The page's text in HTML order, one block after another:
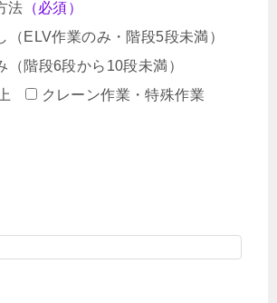
法 （必須）
（ELV作業のみ・階段5段未満）
（階段6段から10段未満）
クレーン作業・特殊作業